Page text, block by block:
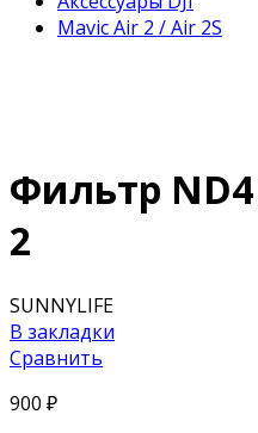
Mavic Air 2 / Air 2S
Фильтр
2
SUNNYLIFE
В закладки
Сравнить
900 ₽